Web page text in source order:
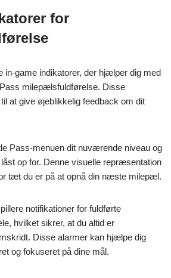
for
in-game indikatorer, der hjælper dig med
milepælsfuldførelse. Disse
at give øjeblikkelig feedback om dit
Pass-menuen dit nuværende niveau og
op for. Denne visuelle repræsentation
tæt du er på at opnå din næste milepæl.
notifikationer for fuldførte
hvilket sikrer, at du altid er
Disse alarmer kan hjælpe dig
og fokuseret på dine mål.